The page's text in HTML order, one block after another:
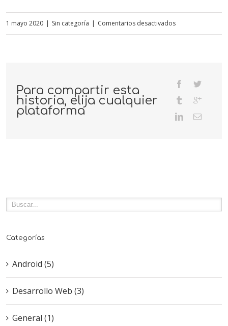
1 mayo 2020 | Sin categoría | Comentarios desactivadosen
Restaurante
y
Bares
Para compartir esta
historia, elija cualquier
plataforma
Categorías
Android (5)
Desarrollo Web (3)
General (1)